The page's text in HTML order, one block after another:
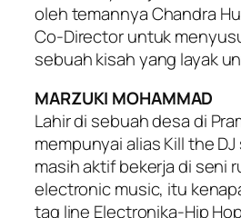
oleh temannya Chandra
Co-Director untuk
sebuah kisah yang layak
MARZUKI MOHAMMAD
Lahir di sebuah desa di
mempunyai alias Kill the
masih aktif bekerja di seni
electronic music, itu
tag line Electronika-Hip